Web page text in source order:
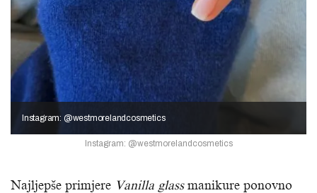
Instagram: @westmorelandcosmetics
Instagram: @westmorelandcosmetics
Najljepše primjere Vanilla glassmanikure ponovno